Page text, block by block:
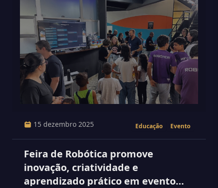
15 dezembro 2025 Educação Evento
Feira de Robótica promove
inovação, criatividade e
aprendizado prático em evento